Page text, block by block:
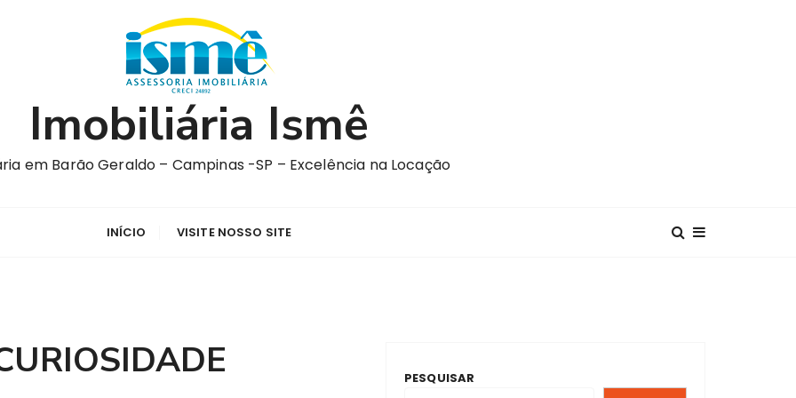
Imobiliária Ismê
em Barão Geraldo – Campinas -SP – Excelência na Locação
INÍCIO VISITE NOSSO SITE
PESQUISAR